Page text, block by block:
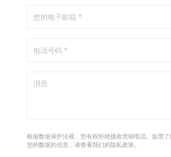
根据数据保护法规，您有权拒绝接收营销电话。如需
您的数据的信息，请查看我们的隐私政策。